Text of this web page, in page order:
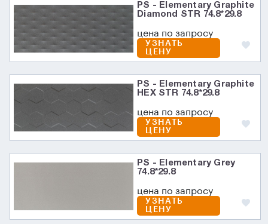
PS - Elementary Graphite
Diamond STR 74.8*29.8
цена по запросу
УЗНАТЬ
ЦЕНУ
PS - Elementary Graphite
HEX STR 74.8*29.8
цена по запросу
УЗНАТЬ
ЦЕНУ
PS - Elementary Grey
74.8*29.8
цена по запросу
УЗНАТЬ
ЦЕНУ